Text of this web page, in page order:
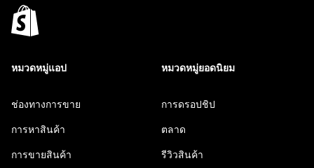
หมวดหมู่แอป
ช่องทางการขาย
การหาสินค้า
การขายสินค้า
หมวดหมู่ยอดนิยม
การดรอปชิป
ตลาด
รีวิวสินค้า